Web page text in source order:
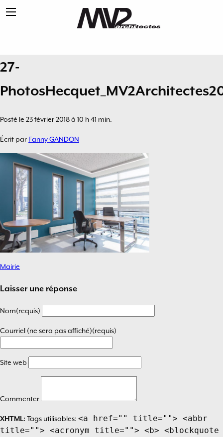
27-
Posté le 23 février 2018 à 10 h 41 min.
Écrit par Fanny GANDON
Navigation
de
l’article
Mairie
Laisser une réponse
Nom(requis)
Courriel (ne sera pas affiché)(requis)
Site web
Commenter
XHTML: Tags utilisables: <a href="" title=""> <abbr
title=""> <acronym title=""> <b> <blockquote